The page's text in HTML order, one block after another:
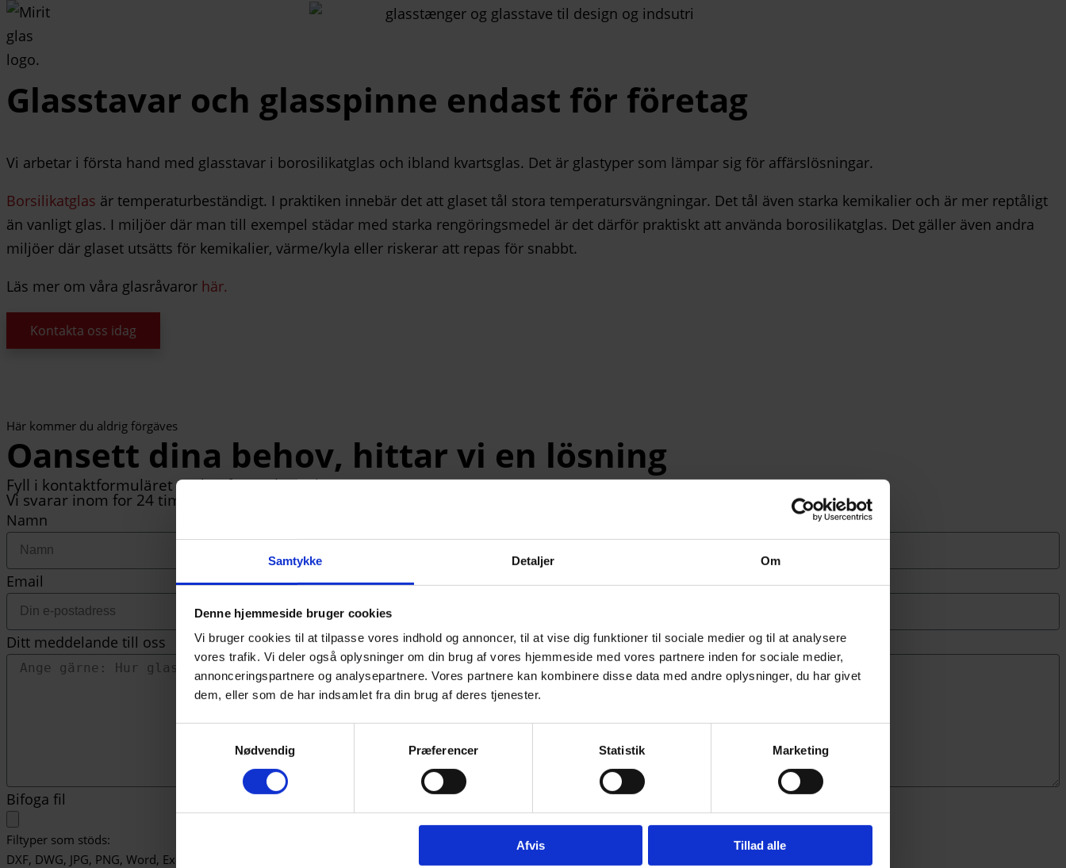
Samtykke Detaljer Om
Denne hjemmeside bruger cookies
Vi bruger cookies til at tilpasse vores indhold og annoncer, til at vise dig funktioner til sociale medier og til at analysere
vores trafik. Vi deler også oplysninger om din brug af vores hjemmeside med vores partnere inden for sociale medier,
annonceringspartnere og analysepartnere. Vores partnere kan kombinere disse data med andre oplysninger, du har givet
dem, eller som de har indsamlet fra din brug af deres tjenester.
Nødvendig
Præferencer Statistik Marketing
Afvis Tillad alle
Glasstavar och glasspinne endast för företag
Vi arbetar i första hand med glasstavar i borosilikatglas och ibland kvartsglas. Det är glastyper som lämpar sig för affärslösningar.
Borsilikatglas är temperaturbeständigt. I praktiken innebär det att glaset tål stora temperatursvängningar. Det tål även starka kemikalier och är mer reptåligt
än vanligt glas. I miljöer där man till exempel städar med starka rengöringsmedel är det därför praktiskt att använda borosilikatglas. Det gäller även andra
miljöer där glaset utsätts för kemikalier, värme/kyla eller riskerar att repas för snabbt.
Läs mer om våra glasråvaror här.
Kontakta oss idag
Här kommer du aldrig förgäves
Oansett dina behov, hittar vi en lösning
Fyll i kontaktformuläret nedan för att kontakta oss.
Vi svarar inom for 24 timmar.
Namn
Email Telefonnummer
Ditt meddelande till oss
Bifoga fil
Filtyper som stöds:
DXF, DWG, JPG, PNG, Word, Excel, Powerpoint